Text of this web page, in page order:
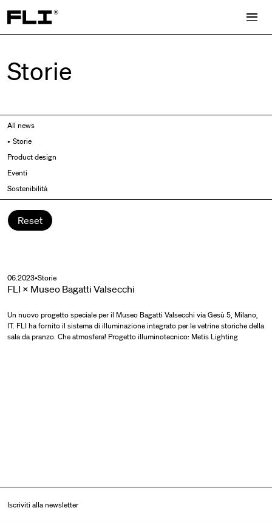
Search for:
Storie
All news
Storie
Product design
Eventi
Sostenibilità
Reset
06.2023•Storie
FLI × Museo Bagatti Valsecchi
Un nuovo progetto speciale per il Museo Bagatti Valsecchi via Gesù 5, Milano,
IT. FLI ha fornito il sistema di illuminazione integrato per le vetrine storiche della
sala da pranzo. Che atmosfera! Progetto illuminotecnico: Metis Lighting
Iscriviti alla newsletter